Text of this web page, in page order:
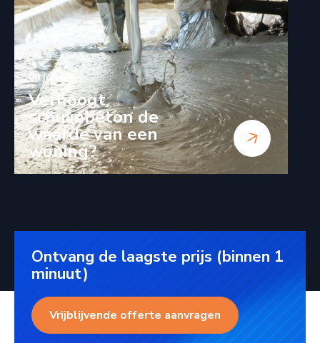
09 juli '26
Verhoogt
schuimbeton de
waarde van een
woning?
Ontvang de laagste prijs (binnen 1
minuut)
Vrijblijvende offerte aanvragen